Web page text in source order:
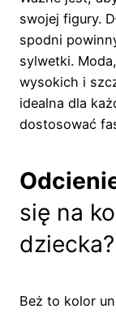
swojej figury.
spodni
sylwetki.
wysokich i
idealna dla
dostosować
się na
dziecka?
Beż to kolor